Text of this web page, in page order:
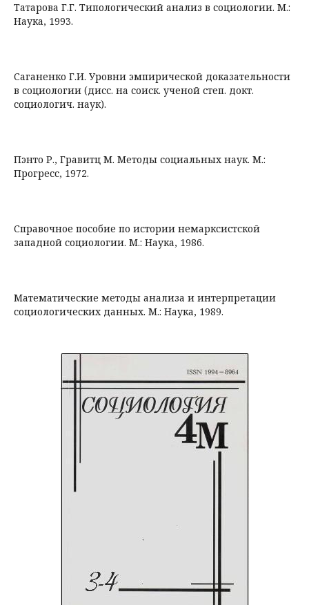
Татарова Г.Г. Типологический анализ в социологии. М.:
Наука, 1993.
Саганенко Г.И. Уровни эмпирической доказательности
в социологии (дисс. на соиск. ученой степ. докт.
социологич. наук).
Пэнто Р., Гравитц М. Методы социальных наук. М.:
Прогресс, 1972.
Справочное пособие по истории немарксистской
западной социологии. М.: Наука, 1986.
Математические методы анализа и интерпретации
социологических данных. М.: Наука, 1989.